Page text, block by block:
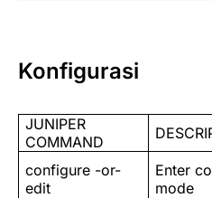
Konfigurasi
JUNIPER
COMMAND
configure -or-
edit
Enter
mode